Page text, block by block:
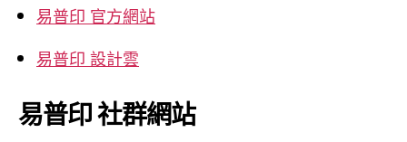
易普印 官方網站
易普印 設計雲
易普印 社群網站